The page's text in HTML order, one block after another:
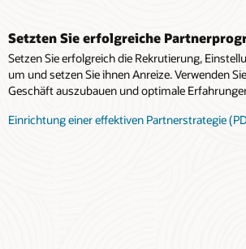
Setzten Sie erfolgreiche
Setzen Sie erfolgreich die Rekrutierung,
um und setzen Sie ihnen Anreize. Verwenden
Geschäft auszubauen und optimale
Einrichtung einer effektiven Partnerstrategie